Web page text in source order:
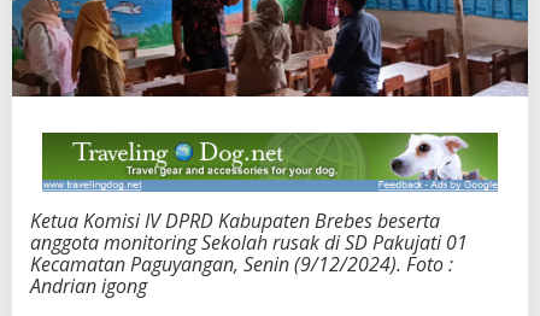
Ketua Komisi IV DPRD Kabupaten Brebes beserta
anggota monitoring Sekolah rusak di SD Pakujati 01
Kecamatan Paguyangan, Senin (9/12/2024). Foto :
Andrian igong